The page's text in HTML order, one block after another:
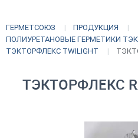
ГЕРМЕТСОЮЗ
ПРОДУКЦИЯ
ПОЛИУРЕТАНОВЫЕ ГЕРМЕТИКИ
ТЭКТОРФЛЕКС TWILIGHT
ТЭКТОРФЛЕКС